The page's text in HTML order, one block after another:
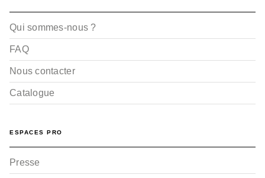
Qui sommes-nous ?
FAQ
Nous contacter
Catalogue
ESPACES PRO
Presse